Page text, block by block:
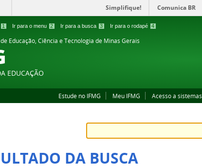
1 Ir para o menu 2 Ir para a busca 3 Ir para o rodapé 4
Simplifique! Comunica BR
Educação, Ciência e Tecnologia de Minas Gerais
EDUCAÇÃO
Estude no IFMG Meu IFMG Acesso a sistemas
DA BUSCA